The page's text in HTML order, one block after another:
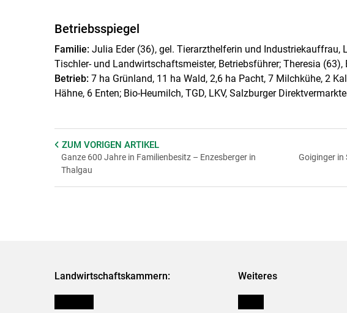
Betriebsspiegel
Familie:Julia Eder (36), gel. Tierarzthelferin und Industriekauffrau,
Tischler- und Landwirtschaftsmeister, Betriebsführer; Theresia
Betrieb: 7 ha Grünland, 11 ha Wald, 2,6 ha Pacht, 7 Milchkühe, 2
Hähne, 6 Enten; Bio-Heumilch, TGD, LKV, Salzburger
ZUM VORIGEN ARTIKEL
Ganze 600 Jahre in Familienbesitz – Enzesberger in
Thalgau
Goiginger in
Landwirtschaftskammern: Weiteres